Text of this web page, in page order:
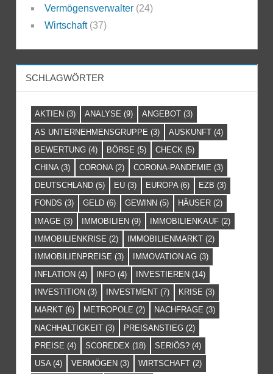
Vermögensverwalter(24)
Wirtschaft(37)
SCHLAGWÖRTER
AKTIEN (3) ANALYSE (9) ANGEBOT (3)
AS UNTERNEHMENSGRUPPE (3) AUSKUNFT (4)
BEWERTUNG (4) BÖRSE (5) CHECK (5)
CHINA (3) CORONA (2) CORONA-PANDEMIE (3)
DEUTSCHLAND (5) EU (3) EUROPA(6) EZB (3)
FONDS (3) GELD (6) GEWINN (5) HÄUSER (2)
IMAGE (3) IMMOBILIEN (9) IMMOBILIENKAUF (2)
IMMOBILIENKRISE (2) IMMOBILIENMARKT (2)
IMMOBILIENPREISE (3) IMMOVATION AG (3)
INFLATION (4) INFO (4) INVESTIEREN (14)
INVESTITION (3) INVESTMENT (7) KRISE (3)
MARKT (6) METROPOLE (2) NACHFRAGE (3)
NACHHALTIGKEIT (3) PREISANSTIEG (2)
PREISE (4) SCOREDEX (18) SERIÖS? (4)
USA(4) VERMÖGEN (3) WIRTSCHAFT (2)